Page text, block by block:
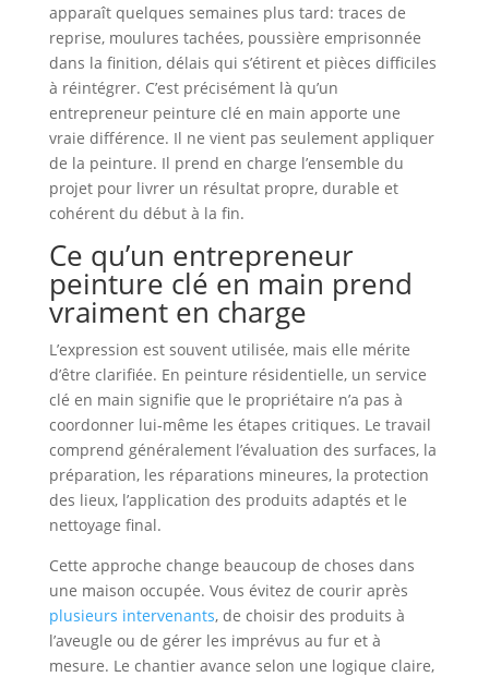
apparaît quelques semaines plus tard: traces de
reprise, moulures tachées, poussière emprisonnée
dans la finition, délais qui s’étirent et pièces difficiles
à réintégrer. C’est précisément là qu’un
entrepreneur peinture clé en main apporte une
vraie différence. Il ne vient pas seulement appliquer
de la peinture. Il prend en charge l’ensemble du
projet pour livrer un résultat propre, durable et
cohérent du début à la fin.
Ce qu’un entrepreneur
peinture clé en main prend
vraiment en charge
L’expression est souvent utilisée, mais elle mérite
d’être clarifiée. En peinture résidentielle, un service
clé en main signifie que le propriétaire n’a pas à
coordonner lui-même les étapes critiques. Le travail
comprend généralement l’évaluation des surfaces, la
préparation, les réparations mineures, la protection
des lieux, l’application des produits adaptés et le
nettoyage final.
Cette approche change beaucoup de choses dans
une maison occupée. Vous évitez de courir après
plusieurs intervenants, de choisir des produits à
l’aveugle ou de gérer les imprévus au fur et à
mesure. Le chantier avance selon une logique claire,